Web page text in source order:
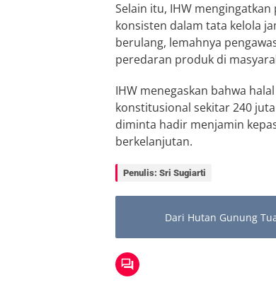
Selain itu, IHW
konsisten dalam tata kelola
berulang, lemahnya
peredaran produk di
IHW menegaskan bahwa
konstitusional sekitar 240
diminta hadir menjamin
berkelanjutan.
Penulis: Sri Sugiarti
Dari Hutan Gunung